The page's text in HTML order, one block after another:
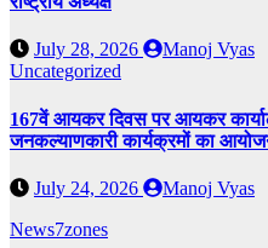
July 28, 2026
Manoj Vyas
Uncategorized
167वें आयकर दिवस पर आयकर
जनकल्याणकारी कार्यक्रमों का
July 24, 2026
Manoj Vyas
News7zones